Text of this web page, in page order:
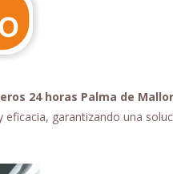
24 horas Palma de
eficacia, garantizando una